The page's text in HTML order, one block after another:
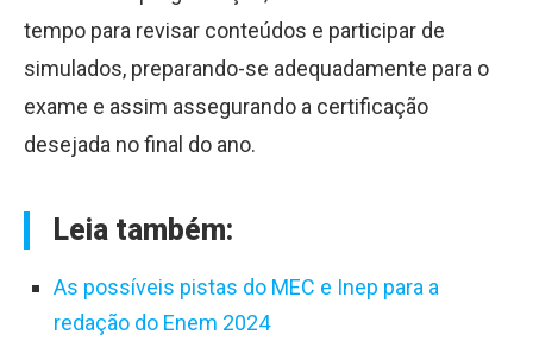
tempo para revisar conteúdos e participar de
simulados, preparando-se adequadamente para o
exame e assim assegurando a certificação
desejada no final do ano.
Leia também:
As possíveis pistas do MEC e Inep para a
redação do Enem 2024